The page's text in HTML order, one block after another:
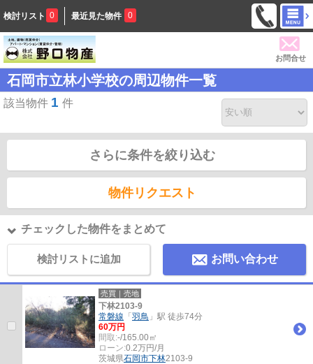
検討リスト 0 最近見た物件 0
お問合せ
石岡市立林小学校の周辺物件一覧
該当物件 1 件
さらに条件を絞り込む
物件リクエスト
チェックした物件をまとめて
検討リストに追加 お問い合わせ
売買｜売地
下林2103-9
常磐線 「 羽鳥 」駅 徒歩74分
60万円
間取:-/165.00㎡
ローン:0.2万円/月
茨城県石岡市下林2103-9